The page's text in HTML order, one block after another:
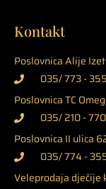
Kontakt
Poslovnica Alije
035/ 773 - 355
Poslovnica TC
035/ 210 - 770
Poslovnica II ulica
035/ 774 -
Veleprodaja dječije